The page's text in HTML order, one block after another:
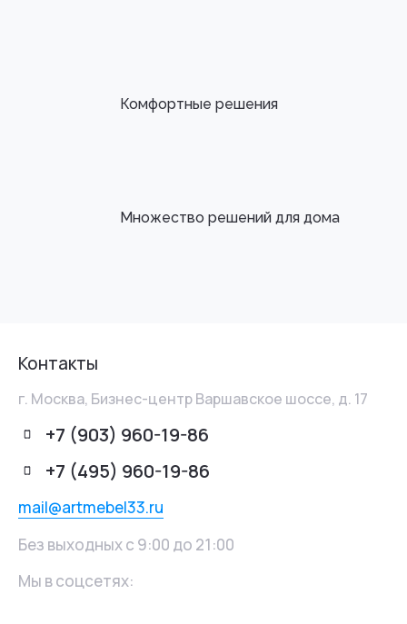
Комфортные решения
Множество решений для дома
Контакты
г. Москва, Бизнес-центр Варшавское шоссе, д. 17
+7 (903) 960-19-86
+7 (495) 960-19-86
mail@artmebel33.ru
Без выходных с 9:00 до 21:00
Мы в соцсетях: